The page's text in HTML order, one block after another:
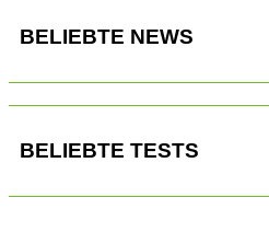
BELIEBTE NEWS
BELIEBTE TESTS